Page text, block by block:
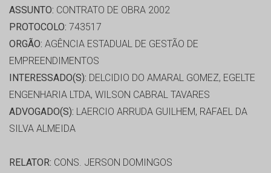
ASSUNTO: CONTRATO DE OBRA 2002
PROTOCOLO: 743517
ORGÃO: AGÊNCIA ESTADUAL DE GESTÃO DE
EMPREENDIMENTOS
INTERESSADO(S): DELCIDIO DO AMARAL GOMEZ, EGELTE
ENGENHARIA LTDA, WILSON CABRAL TAVARES
ADVOGADO(S): LAERCIO ARRUDA GUILHEM, RAFAEL DA
SILVA ALMEIDA
RELATOR: CONS. JERSON DOMINGOS